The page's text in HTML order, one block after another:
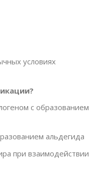
условиях
с образованием
альдегида
при взаимодействии